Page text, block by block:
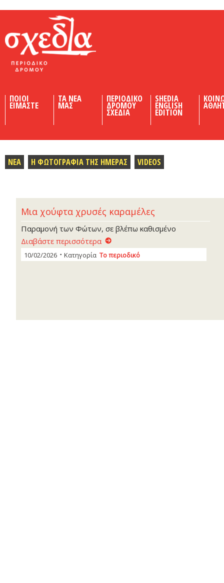
ΠΟΙΟΙ
ΕΙΜΑΣΤΕ
ΤΑ ΝΕΑ
ΜΑΣ
ΠΕΡΙΟΔΙΚΟ
ΔΡΟΜΟΥ
ΣΧΕΔΙΑ
SHEDIA
ENGLISH
EDITION
ΝΕΑ Η ΦΩΤΟΓΡΑΦΙΑ ΤΗΣ ΗΜΕΡΑΣ VIDEOS
Μια χούφτα χρυσές καραμέλες
Παραμονή των Φώτων, σε βλέπω καθισμένο
Διαβάστε περισσότερα
10/02/2026 Κατηγορία Το περιοδικό